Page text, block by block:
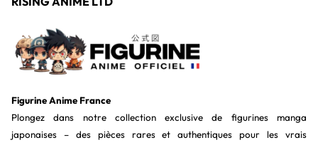
Figurine Anime France
Plongez dans notre collection exclusive de figurines manga
japonaises – des pièces rares et authentiques pour les vrais